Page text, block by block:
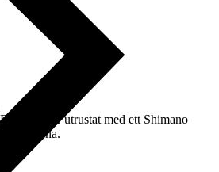
är utrustat med ett Shimano
på sidorna.